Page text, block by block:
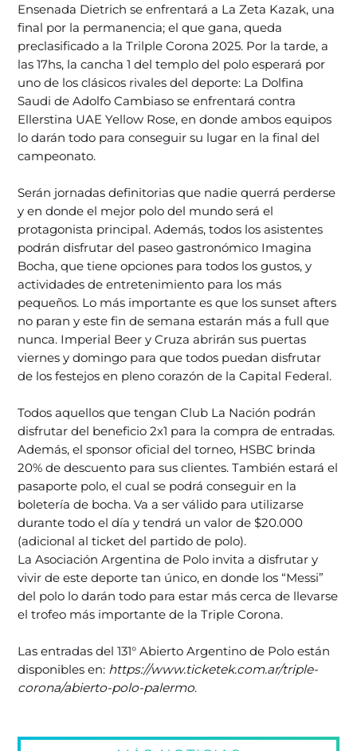
Ensenada Dietrich se enfrentará a La Zeta Kazak, una
final por la permanencia; el que gana, queda
preclasificado a la Trilple Corona 2025. Por la tarde, a
las 17hs, la cancha 1 del templo del polo esperará por
uno de los clásicos rivales del deporte: La Dolfina
Saudi de Adolfo Cambiaso se enfrentará contra
Ellerstina UAE Yellow Rose, en donde ambos equipos
lo darán todo para conseguir su lugar en la final del
campeonato.
Serán jornadas definitorias que nadie querrá perderse
y en donde el mejor polo del mundo será el
protagonista principal. Además, todos los asistentes
podrán disfrutar del paseo gastronómico Imagina
Bocha, que tiene opciones para todos los gustos, y
actividades de entretenimiento para los más
pequeños. Lo más importante es que los sunset afters
no paran y este fin de semana estarán más a full que
nunca. Imperial Beer y Cruza abrirán sus puertas
viernes y domingo para que todos puedan disfrutar
de los festejos en pleno corazón de la Capital Federal.
Todos aquellos que tengan Club La Nación podrán
disfrutar del beneficio 2x1 para la compra de entradas.
Además, el sponsor oficial del torneo, HSBC brinda
20% de descuento para sus clientes. También estará el
pasaporte polo, el cual se podrá conseguir en la
boletería de bocha. Va a ser válido para utilizarse
durante todo el día y tendrá un valor de $20.000
(adicional al ticket del partido de polo).
La Asociación Argentina de Polo invita a disfrutar y
vivir de este deporte tan único, en donde los “Messi”
del polo lo darán todo para estar más cerca de llevarse
el trofeo más importante de la Triple Corona.
Las entradas del 131° Abierto Argentino de Polo están
disponibles en: https://www.ticketek.com.ar/triple-
corona/abierto-polo-palermo.